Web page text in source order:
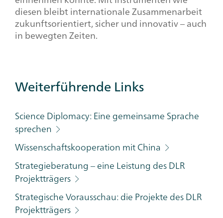
diesen bleibt internationale Zusammenarbeit
zukunftsorientiert, sicher und innovativ – auch
in bewegten Zeiten.
Additional
Links
Category
Weiterführende Links
Science Diplomacy: Eine gemeinsame Sprache
sprechen
Wissenschaftskooperation mit China
Strategieberatung – eine Leistung des DLR
Projektträgers
Strategische Vorausschau: die Projekte des DLR
Projektträgers